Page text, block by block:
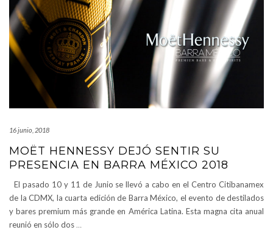
16 junio, 2018
MOËT HENNESSY DEJÓ SENTIR SU
PRESENCIA EN BARRA MÉXICO 2018
El pasado 10 y 11 de Junio se llevó a cabo en el Centro Citibanamex
de la CDMX, la cuarta edición de Barra México, el evento de destilados
y bares premium más grande en América Latina. Esta magna cita anual
reunió en sólo dos …